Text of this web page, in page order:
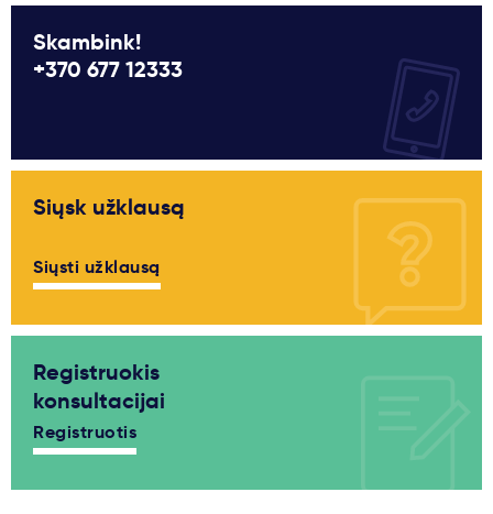
Skambink!
+370 677 12333
Siųsk užklausą
Siųsti užklausą
Registruokis
konsultacijai
Registruotis